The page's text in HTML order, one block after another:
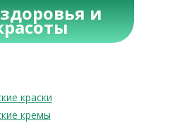
и
краски
кремы